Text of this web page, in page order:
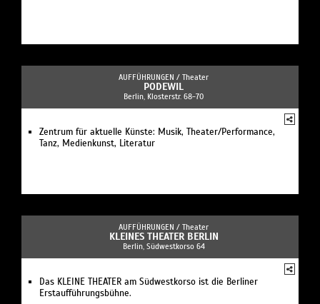
AUFFÜHRUNGEN / Theater
PODEWIL
Berlin, Klosterstr. 68-70
Zentrum für aktuelle Künste: Musik, Theater/Performance,
Tanz, Medienkunst, Literatur
AUFFÜHRUNGEN / Theater
KLEINES THEATER BERLIN
Berlin, Südwestkorso 64
Das KLEINE THEATER am Südwestkorso ist die Berliner
Erstaufführungsbühne.